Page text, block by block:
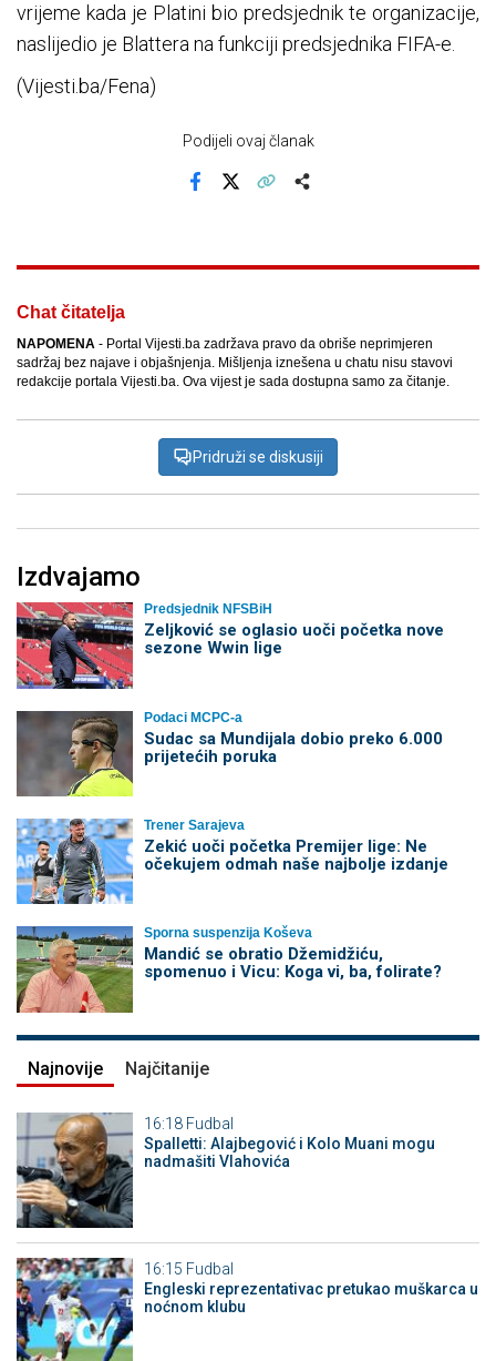
vrijeme kada je Platini bio predsjednik te organizacije,
naslijedio je Blattera na funkciji predsjednika FIFA-e.
(Vijesti.ba/Fena)
Podijeli ovaj članak
Chat čitatelja
NAPOMENA - Portal Vijesti.ba zadržava pravo da obriše neprimjeren
sadržaj bez najave i objašnjenja. Mišljenja iznešena u chatu nisu stavovi
redakcije portala Vijesti.ba. Ova vijest je sada dostupna samo za čitanje.
Pridruži se diskusiji
Izdvajamo
Predsjednik NFSBiH
Zeljković se oglasio uoči početka nove
sezone Wwin lige
Podaci MCPC-a
Sudac sa Mundijala dobio preko 6.000
prijetećih poruka
Trener Sarajeva
Zekić uoči početka Premijer lige: Ne
očekujem odmah naše najbolje izdanje
Sporna suspenzija Koševa
Mandić se obratio Džemidžiću,
spomenuo i Vicu: Koga vi, ba, folirate?
Najnovije Najčitanije
16:18 Fudbal
Spalletti: Alajbegović i Kolo Muani mogu
nadmašiti Vlahovića
16:15 Fudbal
Engleski reprezentativac pretukao muškarca u
noćnom klubu